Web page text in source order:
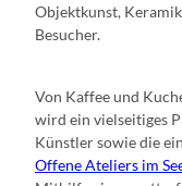
Objektkunst,
Besucher.
Von Kaffee und
wird ein vielseitiges
Künstler sowie die
Offene Ateliers im